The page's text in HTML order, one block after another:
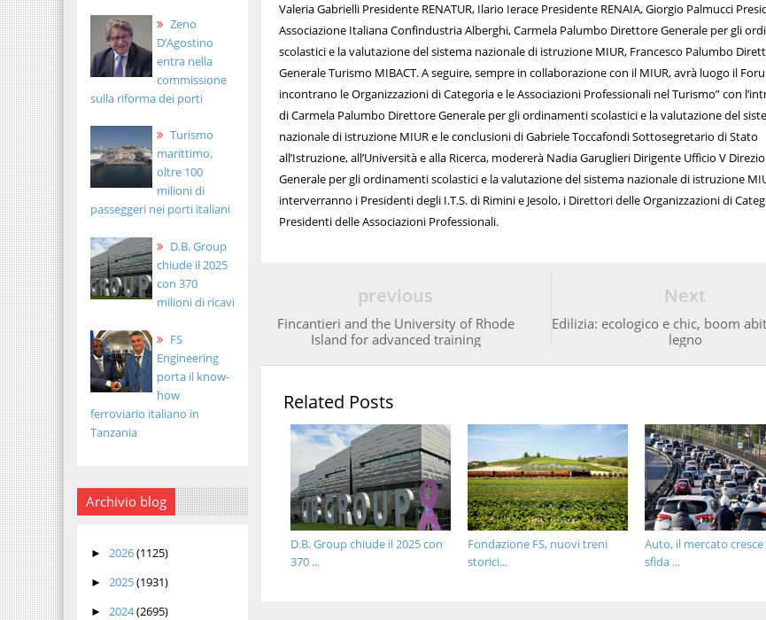
Zeno
D’Agostino
entra nella
commissione
sulla riforma dei porti
Turismo
marittimo,
oltre 100
milioni di
passeggeri nei porti italiani
D.B. Group
chiude il 2025
con 370
milioni di ricavi
FS
Engineering
porta il know-
how
ferroviario italiano in
Tanzania
Archivio blog
► 2026(1125)
► 2025(1931)
► 2024(2695)
Valeria Gabrielli Presidente RENATUR, Ilario Ierace Presidente RENAIA, Giorgio Palmucci
Associazione Italiana Confindustria Alberghi, Carmela Palumbo Direttore Generale per gli
scolastici e la valutazione del sistema nazionale di istruzione MIUR, Francesco Palumbo
Generale Turismo MIBACT. A seguire, sempre in collaborazione con il MIUR, avrà luogo il
incontrano le Organizzazioni di Categoria e le Associazioni Professionali nel Turismo” con
di Carmela Palumbo Direttore Generale per gli ordinamenti scolastici e la valutazione del
nazionale di istruzione MIUR e le conclusioni di Gabriele Toccafondi Sottosegretario di Stato
all’Istruzione, all’Università e alla Ricerca, modererà Nadia Garuglieri Dirigente Ufficio V
Generale per gli ordinamenti scolastici e la valutazione del sistema nazionale di istruzione
interverranno i Presidenti degli I.T.S. di Rimini e Jesolo, i Direttori delle Organizzazioni di
Presidenti delle Associazioni Professionali.
Next
Edilizia: ecologico e chic, boom
legno
previous
Fincantieri and the University of Rhode
Island for advanced training
Related Posts
Auto, il mercato cresce
sfida ...
Fondazione FS, nuovi treni
storici...
D.B. Group chiude il 2025 con
370 ...